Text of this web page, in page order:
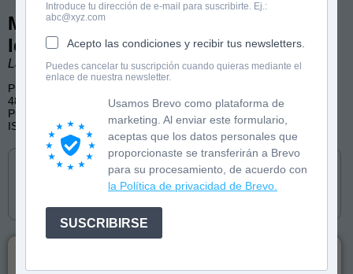
Introduce tu dirección de e-mail para suscribirte. Ej.:
abc@xyz.com
Acepto las condiciones y recibir tus newsletters.
Puedes cancelar tu suscripción cuando quieras mediante el
enlace de nuestra newsletter.
Usamos Brevo como plataforma de
marketing. Al enviar este formulario,
aceptas que los datos personales que
proporcionaste se transferirán a Brevo
para su procesamiento, de acuerdo con
la Política de privacidad de Brevo.
SUSCRIBIRSE
Más cuentos de risa para aprender a
leer con pictogramas
Laura Donada. Ilustraciones de Esther Bernal.
Primeros lectores
48 páginas, color
Publicado por Penguin Kids
ISBN: 9788418817410
Cómpralo en